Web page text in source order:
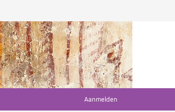
Aanmelden